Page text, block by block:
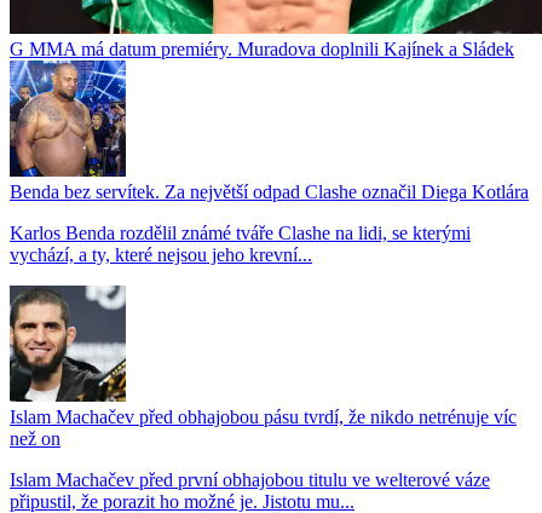
G MMA má datum premiéry. Muradova doplnili Kajínek a Sládek
Benda bez servítek. Za největší odpad Clashe označil Diega Kotlára
Karlos Benda rozdělil známé tváře Clashe na lidi, se kterými
vychází, a ty, které nejsou jeho krevní...
Islam Machačev před obhajobou pásu tvrdí, že nikdo netrénuje víc
než on
Islam Machačev před první obhajobou titulu ve welterové váze
připustil, že porazit ho možné je. Jistotu mu...